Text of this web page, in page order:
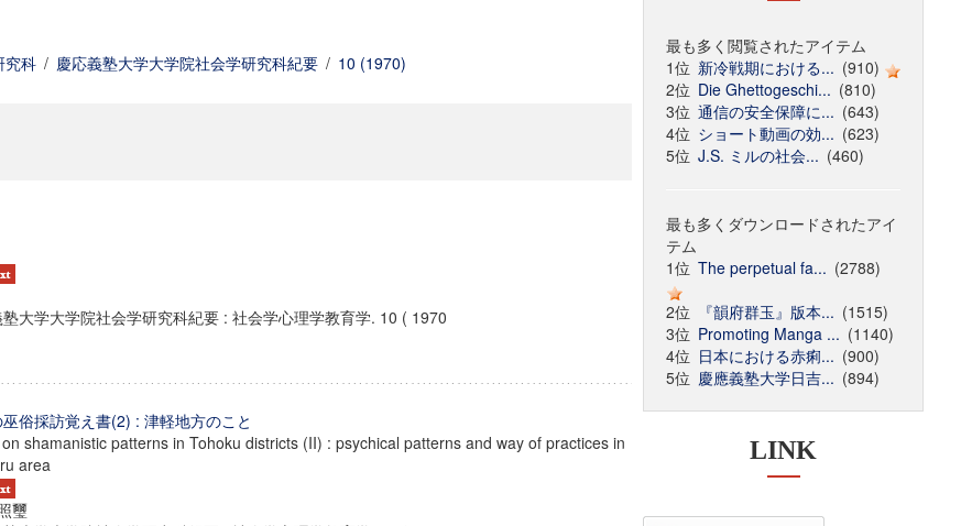
究科 / 慶応義塾大学大学院社会学研究科紀要 / 10 (1970)
大学大学院社会学研究科紀要 : 社会学心理学教育学. 10 ( 1970
俗採訪覚え書(2) : 津軽地方のこと
shamanistic patterns in Tohoku districts (II) : psychical patterns and way of practices in
area
璽
最も多く閲覧されたアイテム
1位 新冷戦期における... (910)
2位 Die Ghettogeschi... (810)
3位 通信の安全保障に... (643)
4位 ショート動画の効... (623)
5位 J.S. ミルの社会... (460)
最も多くダウンロードされたアイ
テム
1位 The perpetual fa... (2788)
2位
『韻府群玉』版本... (1515)
3位 Promoting Manga ... (1140)
4位 日本における赤痢... (900)
5位 慶應義塾大学日吉... (894)
LINK